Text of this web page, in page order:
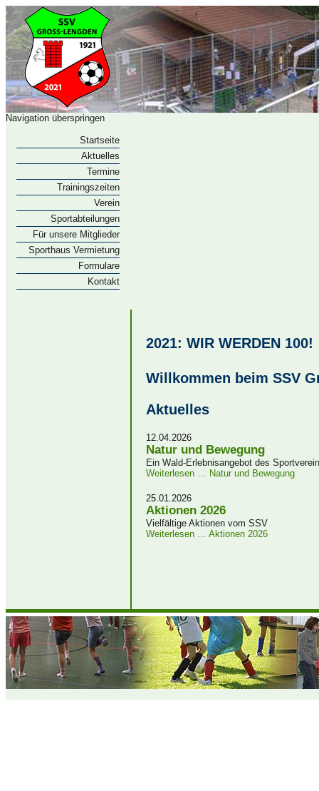
Navigation überspringen
Startseite
Aktuelles
Termine
Trainingszeiten
Verein
Sportabteilungen
Für unsere Mitglieder
Sporthaus Vermietung
Formulare
Kontakt
2021: WIR WERDEN 100!
Willkommen beim SSV
Aktuelles
12.04.2026
Natur und Bewegung
Ein Wald-Erlebnisangebot des
Weiterlesen … Natur und Bewegung
25.01.2026
Aktionen 2026
Vielfältige Aktionen vom SSV
Weiterlesen … Aktionen 2026